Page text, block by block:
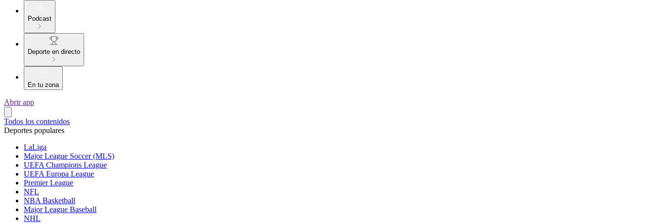
Podcast
Deporte en directo
En tu zona
Abrir app
Todos los contenidos
Deportes populares
LaLiga
Major League Soccer (MLS)
UEFA Champions League
UEFA Europa League
Premier League
NFL
NBA Basketball
Major League Baseball
NHL